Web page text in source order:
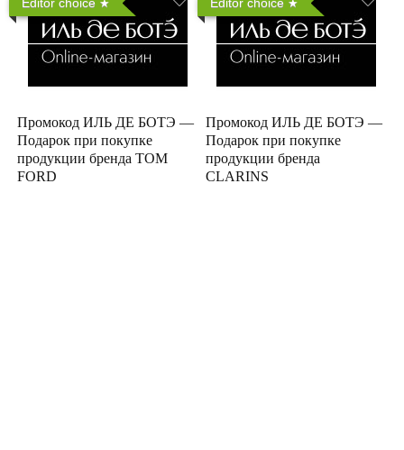
Editor choice
Промокод ИЛЬ ДЕ БОТЭ —
Подарок при покупке
продукции бренда TOM
FORD
Editor choice
Промокод ИЛЬ ДЕ БОТЭ —
Подарок при покупке
продукции бренда
CLARINS